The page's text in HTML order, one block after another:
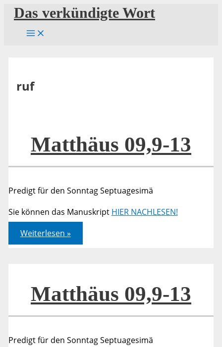
Zum
Inhalt
springen
Das verkündigte Wort
ruf
Matthäus 09,9-13
Predigt für den Sonntag Septuagesimä
Sie können das Manuskript HIER NACHLESEN!
Matthäus
09,9-
13
Weiterlesen »
Matthäus 09,9-13
Predigt für den Sonntag Septuagesimä